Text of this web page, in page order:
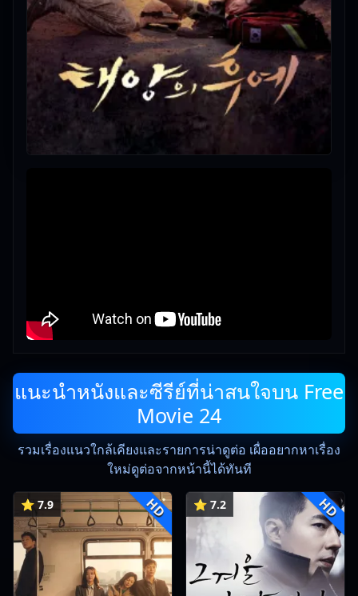
แนะนำหนังและซีรีย์ที่น่าสนใจบน Free
Movie 24
รวมเรื่องแนวใกล้เคียงและรายการน่าดูต่อ เผื่ออยากหาเรื่อง
ใหม่ดูต่อจากหน้านี้ได้ทันที
⭐ 7.9 HD ⭐ 7.2 HD